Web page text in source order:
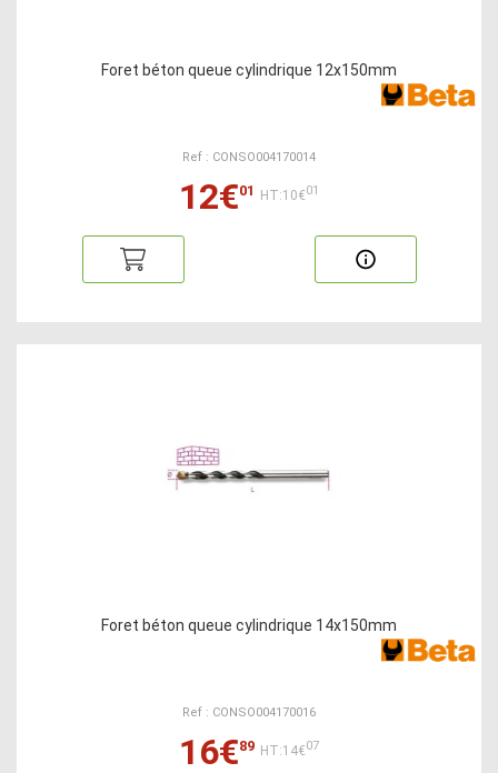
Foret béton queue cylindrique 12x150mm
Ref : CONSO004170014
12€01 HT:10€01
Foret béton queue cylindrique 14x150mm
Ref : CONSO004170016
16€89 HT:14€07